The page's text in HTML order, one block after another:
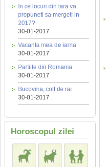
In ce locuri din tara va
propuneti sa mergeti in
2017?
30-01-2017
Vacanta mea de iarna
30-01-2017
Partiile din Romania
30-01-2017
Bucovina, colt de rai
30-01-2017
Horoscopul zilei